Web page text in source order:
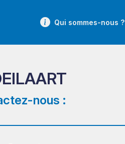
Qui sommes-nous ?
nous :